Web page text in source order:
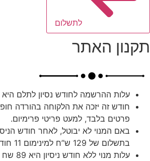
לתשלום
תקנון האתר
עלות ההרשמה לחודש נסיון לתלם היא 10 ש”ח בלבד.
חודש זה יזכה את הלקוחה בהורדה
פרטים בלבד, למעט פריטי פרימיום.
באם המנוי לא יבוטל, לאחר חודש
בתשלום של 129 ש”ח למינימום 11 חודשים נוספים.
עלות